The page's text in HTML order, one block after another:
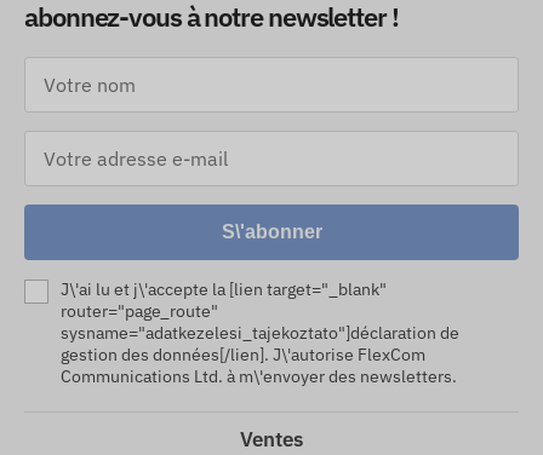
abonnez-vous à notre newsletter !
S\'abonner
J\'ai lu et j\'accepte la [lien target="_blank"
router="page_route"
sysname="adatkezelesi_tajekoztato"]déclaration de
gestion des données[/lien]. J\'autorise FlexCom
Communications Ltd. à m\'envoyer des newsletters.
Ventes